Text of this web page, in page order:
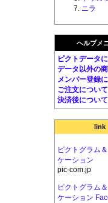
ニラ
ヘルプメ
ピクトデータ
データ以外の
メンバー登録
ご注文について
決済後について
link
ピクトグラム
ケーション
pic-com.jp
ピクトグラム
ケーション